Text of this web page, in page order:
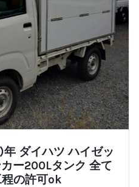
年 ダイハツ ハイゼッ
ー200Lタンク 全て
の許可ok